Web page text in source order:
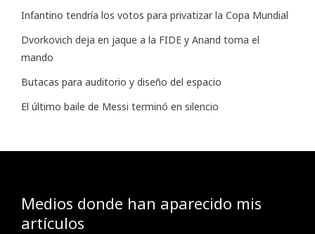
Infantino tendría los votos para privatizar la Copa Mundial
Dvorkovich deja en jaque a la FIDE y Anand toma el
mando
Butacas para auditorio y diseño del espacio
El último baile de Messi terminó en silencio
Medios donde han aparecido mis
artículos